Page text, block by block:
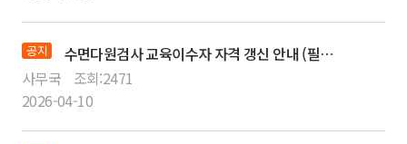
공지
수면다원검사 교육이수자 자격 갱신 안내 (필독)
사무국
조회:2471
2026-04-10